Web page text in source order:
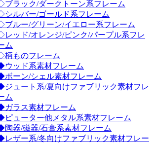
ブラック/ダークトーン系フレーム
シルバー/ゴールド系フレーム
ブルー/グリーン/イエロー系フレーム
レッド/オレンジ/ピンク/パープル系フレ
ム
柄ものフレーム
ウッド系素材フレーム
ボーン/シェル素材フレーム
ジュート系/夏向けファブリック素材フレ
ム
ガラス素材フレーム
ピューター他メタル系素材フレーム
陶器/磁器/石膏系素材フレーム
レザー系/冬向けファブリック素材フレー